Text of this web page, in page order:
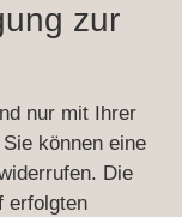
zur
nur mit Ihrer
können eine
Die
erfolgten